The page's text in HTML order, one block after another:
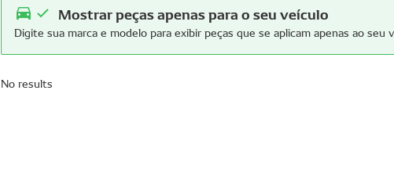
Mostrar peças apenas para o seu veículo
Digite sua marca e modelo para exibir peças que se aplicam apenas ao seu
No results